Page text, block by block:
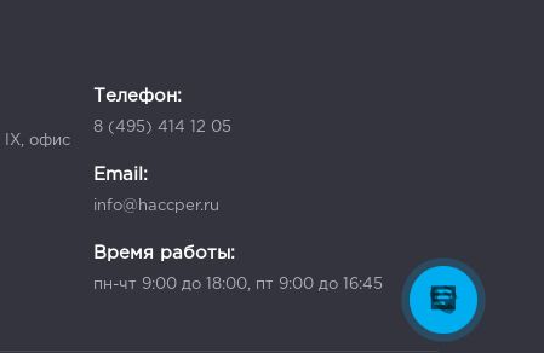
IX, офис
Телефон:
8 (495) 414 12 05
Email:
info@haccper.ru
Время работы:
пн-чт 9:00 до 18:00, пт 9:00 до 16:45